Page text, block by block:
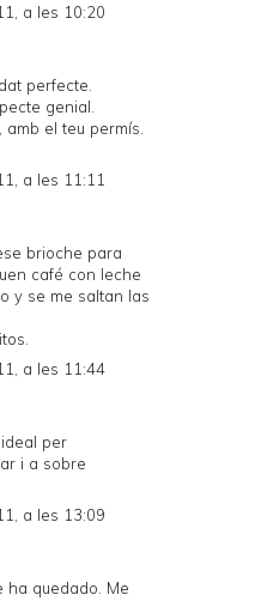
a les 10:20
perfecte.
genial.
el teu permís.
a les 11:11
brioche para
café con leche
y se me saltan las
a les 11:44
per
i a sobre
a les 13:09
ha quedado. Me